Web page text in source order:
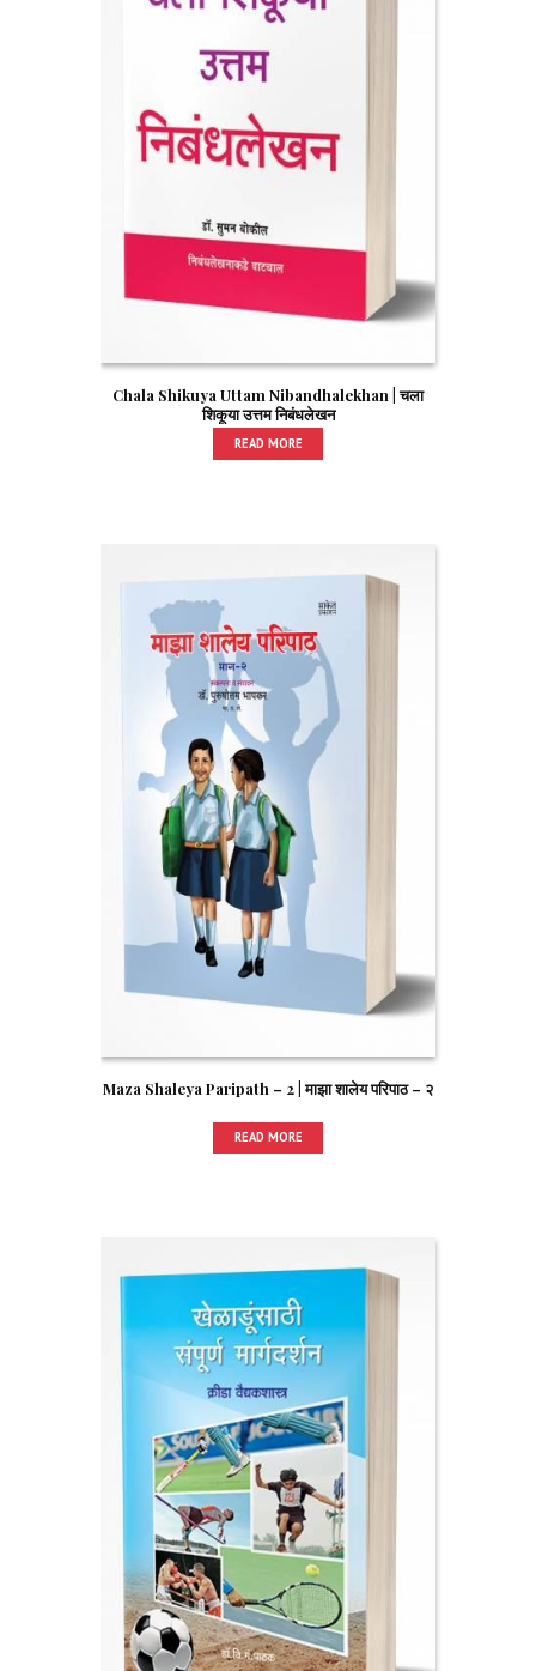
Chala Shikuya Uttam Nibandhalekhan | चला
शिकूया उत्तम निबंधलेखन
READ MORE
Maza Shaleya Paripath – 2 | माझा शालेय परिपाठ – २
READ MORE